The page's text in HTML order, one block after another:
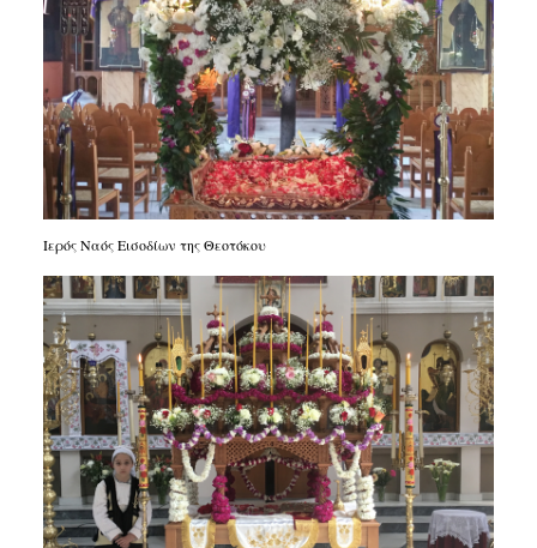
Ιερός Ναός Εισοδίων της Θεοτόκου